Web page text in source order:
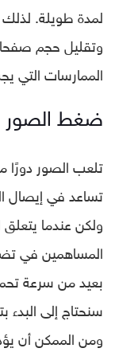
لمدة طويلة. لذلك
وتقليل حجم
الممارسات التي
ضغط الصور
تلعب الصور
تساعد في إيصال
ولكن عندما
المساهمين في
بعيد من سرعة
سنحتاج إلى البدء
ومن الممكن أن